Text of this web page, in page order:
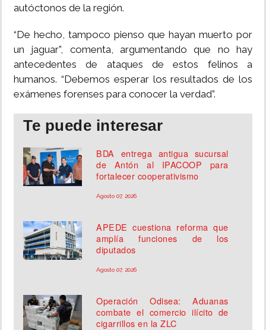
autóctonos de la región.
“De hecho, tampoco pienso que hayan muerto por
un jaguar”, comenta, argumentando que no hay
antecedentes de ataques de estos felinos a
humanos. “Debemos esperar los resultados de los
exámenes forenses para conocer la verdad”.
Te puede interesar
BDA entrega antigua sucursal
de Antón al IPACOOP para
fortalecer cooperativismo
Agosto 07, 2026
APEDE cuestiona reforma que
amplía funciones de los
diputados
Agosto 07, 2026
Operación Odisea: Aduanas
combate el comercio ilícito de
cigarrillos en la ZLC